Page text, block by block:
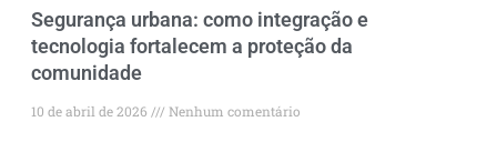
Segurança urbana: como integração e
tecnologia fortalecem a proteção da
comunidade
10 de abril de 2026 Nenhum comentário